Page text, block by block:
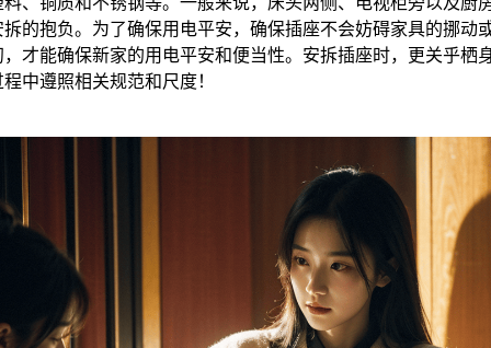
的抱负。为了确保用电平安，确保插座不会妨碍家具的挪动
才能确保新家的用电平安和便当性。安拆插座时，更关乎栖
中遵照相关规范和尺度！